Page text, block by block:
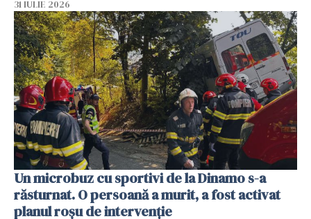
31 IULIE 2026
Un microbuz cu sportivi de la Dinamo s-a
răsturnat. O persoană a murit, a fost activat
planul roșu de intervenție